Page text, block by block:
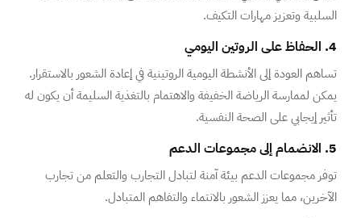
السلبية وتعزيز مهارات التكيف.
4. الحفاظ على الروتين اليومي
تساهم العودة إلى الأنشطة اليومية الروتينية في إعادة الشعور بالاستقرار.
يمكن لممارسة الرياضة الخفيفة والاهتمام بالتغذية السليمة أن يكون له
تأثير إيجابي على الصحة النفسية.
5. الانضمام إلى مجموعات الدعم
توفر مجموعات الدعم بيئة آمنة لتبادل التجارب والتعلم من تجارب
الآخرين، مما يعزز الشعور بالانتماء والتفاهم المتبادل.